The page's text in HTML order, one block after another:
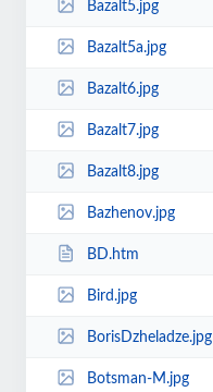
Bazalt5.jpg
Bazalt5a.jpg
Bazalt6.jpg
Bazalt7.jpg
Bazalt8.jpg
Bazhenov.jpg
BD.htm
Bird.jpg
BorisDzheladze.jpg
Botsman-M.jpg